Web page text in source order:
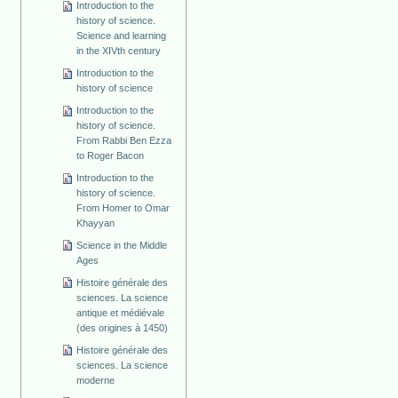
Introduction to the
history of science.
Science and learning
in the XIVth century
Introduction to the
history of science
Introduction to the
history of science.
From Rabbi Ben Ezza
to Roger Bacon
Introduction to the
history of science.
From Homer to Omar
Khayyan
Science in the Middle
Ages
Histoire générale des
sciences. La science
antique et médiévale
(des origines à 1450)
Histoire générale des
sciences. La science
moderne